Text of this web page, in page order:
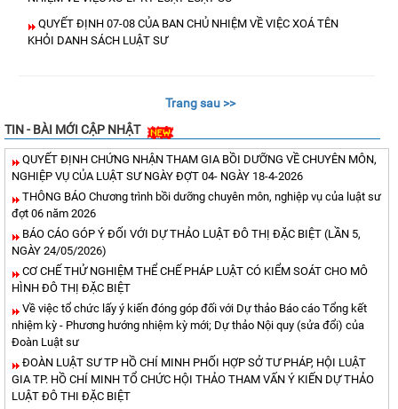
QUYẾT ĐỊNH 07-08 CỦA BAN CHỦ NHIỆM VỀ VIỆC XOÁ TÊN
KHỎI DANH SÁCH LUẬT SƯ
Trang sau >>
TIN - BÀI MỚI CẬP NHẬT
QUYẾT ĐỊNH CHỨNG NHẬN THAM GIA BỒI DƯỠNG VỀ CHUYÊN MÔN,
NGHIỆP VỤ CỦA LUẬT SƯ NGÀY ĐỢT 04- NGÀY 18-4-2026
THÔNG BÁO Chương trình bồi dưỡng chuyên môn, nghiệp vụ của luật sư
đợt 06 năm 2026
BÁO CÁO GÓP Ý ĐỐI VỚI DỰ THẢO LUẬT ĐÔ THỊ ĐẶC BIỆT (LẦN 5,
NGÀY 24/05/2026)
CƠ CHẾ THỬ NGHIỆM THỂ CHẾ PHÁP LUẬT CÓ KIỂM SOÁT CHO MÔ
HÌNH ĐÔ THỊ ĐẶC BIỆT
Về việc tổ chức lấy ý kiến đóng góp đối với Dự thảo Báo cáo Tổng kết
nhiệm kỳ - Phương hướng nhiệm kỳ mới; Dự thảo Nội quy (sửa đổi) của
Đoàn Luật sư
ĐOÀN LUẬT SƯ TP HỒ CHÍ MINH PHỐI HỢP SỞ TƯ PHÁP, HỘI LUẬT
GIA TP. HỒ CHÍ MINH TỔ CHỨC HỘI THẢO THAM VẤN Ý KIẾN DỰ THẢO
LUẬT ĐÔ THI ĐẶC BIỆT